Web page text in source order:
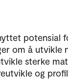
potensial
om å utvikle
sterke
og